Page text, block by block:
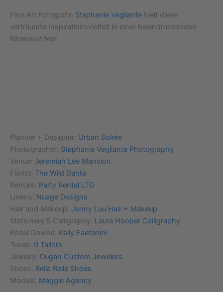
Fine Art Fotografin Stephanie Vegliante hielt diese
verträumte Inspirationsvielfalt in einer beeindruckenden
Bilderwelt fest.
Planner + Designer: Urban Soirée
Photographer: Stephanie Vegliante Photography
Venue: Jeremiah Lee Mansion
Florist: The Wild Dahlia
Rentals: Party Rental LTD
Linens: Nuage Designs
Hair and Makeup: Jenny Luu Hair + Makeup
Stationery & Calligraphy: Laura Hooper Calligraphy
Bridal Gowns: Kelly Faetanini
Tuxes: 9 Tailors
Jewelry: Dugan Custom Jewelers
Shoes: Bella Belle Shoes
Models: Maggie Agency